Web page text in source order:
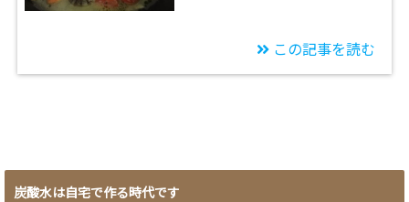
この記事を読む
炭酸水は自宅で作る時代です